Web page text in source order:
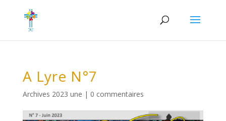
A Lyre N°7
Archives 2023 une | 0 commentaires